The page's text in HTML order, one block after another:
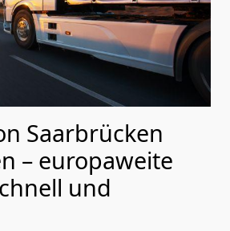
Saarbrücken
– europaweite
und